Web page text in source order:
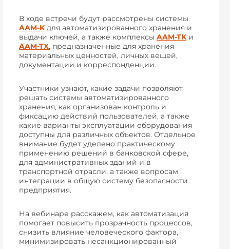
В ходе встречи будут рассмотрены системы
AAM-Kдля автоматизированного хранения и
выдачи ключей, а также комплексы AAM-TKи
AAM-TX, предназначенные для хранения
материальных ценностей, личных вещей,
документации и корреспонденции.
Участники узнают, какие задачи позволяют
решать системы автоматизированного
хранения, как организован контроль и
фиксацию действий пользователей, а также
какие варианты эксплуатации оборудования
доступны для различных объектов. Отдельное
внимание будет уделено практическому
применению решений в банковской сфере,
для административных зданий и в
транспортной отрасли, а также вопросам
интеграции в общую систему безопасности
предприятия.
На вебинаре расскажем, как автоматизация
помогает повысить прозрачность процессов,
снизить влияние человеческого фактора,
минимизировать несанкционированный